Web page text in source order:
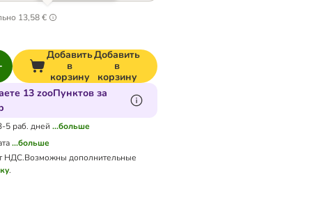
13,58 €
Добавить
в
корзину
Добавить
в
корзину
13 zooПунктов за
5 раб. дней ...больше
...больше
НДС.Возможны дополнительные
.